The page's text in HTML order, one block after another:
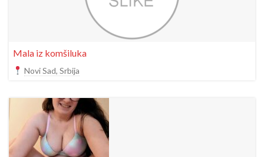
Mala iz komšiluka
Novi Sad, Srbija